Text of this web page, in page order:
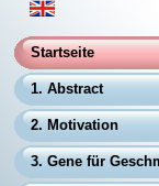
Startseite
1. Abstract
2. Motivation
3. Gene für